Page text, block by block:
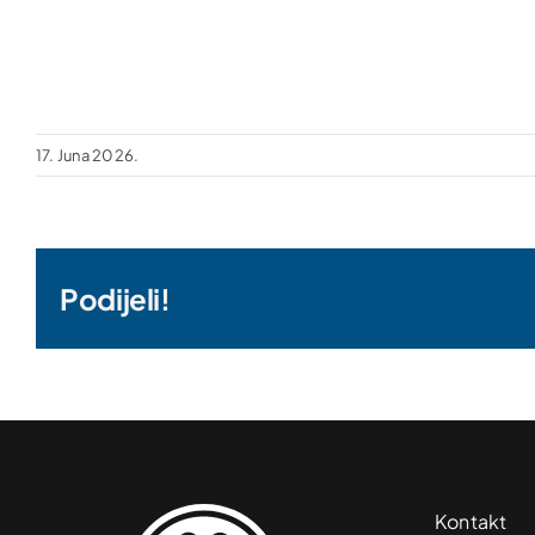
17. Juna 2026.
Podijeli!
Kontakt